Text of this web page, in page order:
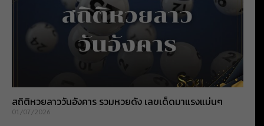
สถิติหวยลาววันอังคาร รวมหวยดัง เลขเด็ดมาแรงแม่นๆ
01/07/2026